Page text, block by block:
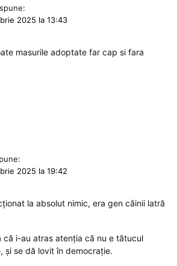
spune:
2025 la 13:43
masurile adoptate far cap si fara
2025 la 19:42
la absolut nimic, era gen câinii latră
că i-au atras atenția că nu e tătucul
și se dă lovit în democrație.